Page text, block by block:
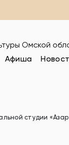
Омской
Афиша
студии